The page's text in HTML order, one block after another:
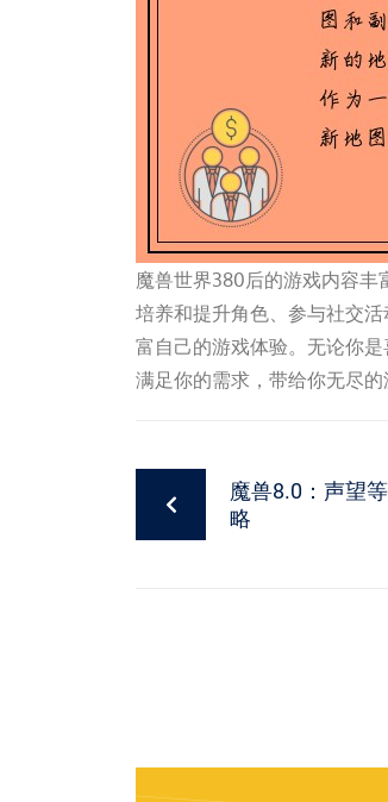
魔兽世界380后的游戏内容丰
培养和提升角色、参与社交
富自己的游戏体验。无论你
满足你的需求，带给你无尽的
魔兽8.0：声望
略